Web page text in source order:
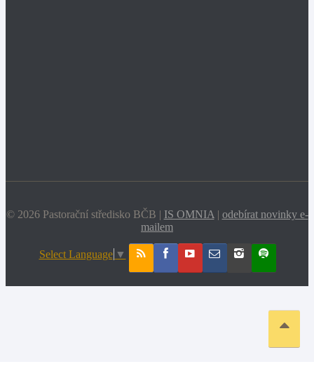
© 2026 Pastorační středisko BČB | IS OMNIA | odebírat novinky e-
mailem
Select Language ▼